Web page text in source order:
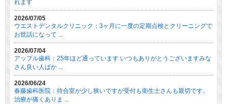
れます
2026/07/05
ウエストデンタルクリニック：3ヶ月に一度の定期点検とクリーニングで
お世話になって ...
2026/07/04
アップル歯科：25年ほど通っています いつもありがとうございますみな
さん良い人ばか ...
2026/06/24
春藤歯科医院：待合室が少し狭いですが受付も衛生士さんも親切です。
治療が痛くありま ...